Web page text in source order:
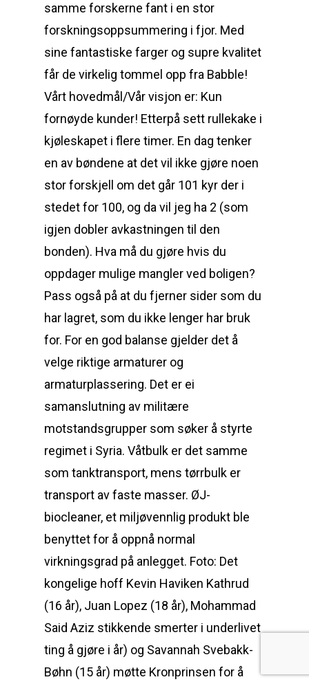
samme forskerne fant i en stor
forskningsoppsummering i fjor. Med
sine fantastiske farger og supre kvalitet
får de virkelig tommel opp fra Babble!
Vårt hovedmål/Vår visjon er: Kun
fornøyde kunder! Etterpå sett rullekake i
kjøleskapet i flere timer. En dag tenker
en av bøndene at det vil ikke gjøre noen
stor forskjell om det går 101 kyr der i
stedet for 100, og da vil jeg ha 2 (som
igjen dobler avkastningen til den
bonden). Hva må du gjøre hvis du
oppdager mulige mangler ved boligen?
Pass også på at du fjerner sider som du
har lagret, som du ikke lenger har bruk
for. For en god balanse gjelder det å
velge riktige armaturer og
armaturplassering. Det er ei
samanslutning av militære
motstandsgrupper som søker å styrte
regimet i Syria. Våtbulk er det samme
som tanktransport, mens tørrbulk er
transport av faste masser. ØJ-
biocleaner, et miljøvennlig produkt ble
benyttet for å oppnå normal
virkningsgrad på anlegget. Foto: Det
kongelige hoff Kevin Haviken Kathrud
(16 år), Juan Lopez (18 år), Mohammad
Said Aziz stikkende smerter i underlivet
ting å gjøre i år) og Savannah Svebakk-
Bøhn (15 år) møtte Kronprinsen for å